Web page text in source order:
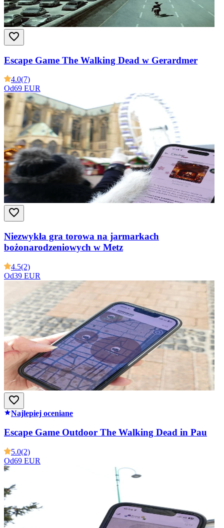
Escape Game The Walking Dead w Gerardmer
4.0(7)
Od69 EUR
Niezwykła gra torowa na jarmarkach
bożonarodzeniowych w Metz
4.5(2)
Od39 EUR
Najlepiej oceniane
Escape Game Outdoor The Walking Dead in Pau
5.0(2)
Od69 EUR